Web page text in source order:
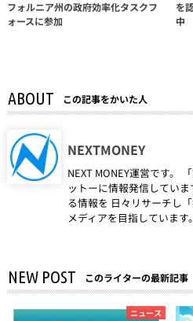
フォルニア州の政府効率化タスクフ
ォースに参加
を
中
ABOUT この記事をかいた人
NEXTMONEY
NEXT MONEY運営です。
ットーに情報発信してい
る情報を 日々リサーチし
メディアを目指しています。
NEW POST このライターの最新記事
ニュース